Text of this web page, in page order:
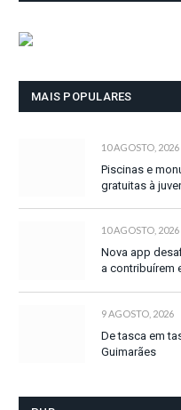
MAIS POPULARES
10 AGOSTO, 2026
Piscinas e
gratuitas à
10 AGOSTO, 2026
Nova app
a contribuírem
9 AGOSTO, 2026
De tasca em
Guimarães